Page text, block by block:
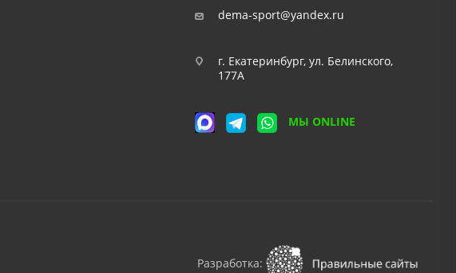
dema-sport@yandex.ru
г. Екатеринбург, ул. Белинского,
177А
МЫ ONLINE
Разработка: